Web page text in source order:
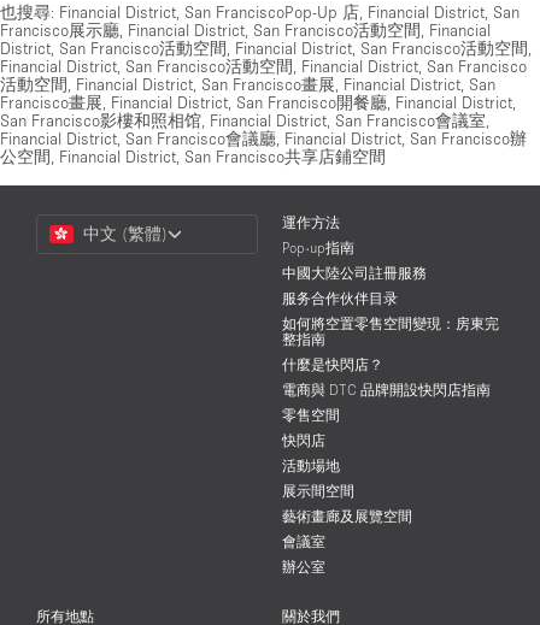
也搜尋: Financial District, San FranciscoPop-Up 店 Financial District, San
Francisco展示廳 Financial District, San Francisco活動空間 Financial
District, San Francisco活動空間 Financial District, San Francisco活動空間
Financial District, San Francisco活動空間 Financial District, San Francisco
活動空間 Financial District, San Francisco畫展 Financial District, San
Francisco畫展 Financial District, San Francisco開餐廳 Financial District,
San Francisco影樓和照相馆 Financial District, San Francisco會議室
Financial District, San Francisco會議廳 Financial District, San Francisco辦
公空間 Financial District, San Francisco共享店鋪空間
Choose
Language
中文 (繁體)
運作方法
Pop-up指南
中國大陸公司註冊服務
服务合作伙伴目录
如何將空置零售空間變現：房東完
整指南
什麼是快閃店？
電商與 DTC 品牌開設快閃店指南
零售空間
快閃店
活動場地
展示間空間
藝術畫廊及展覽空間
會議室
辦公室
所有地點
關於我們